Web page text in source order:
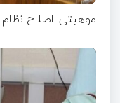
موهبتی: اصلاح